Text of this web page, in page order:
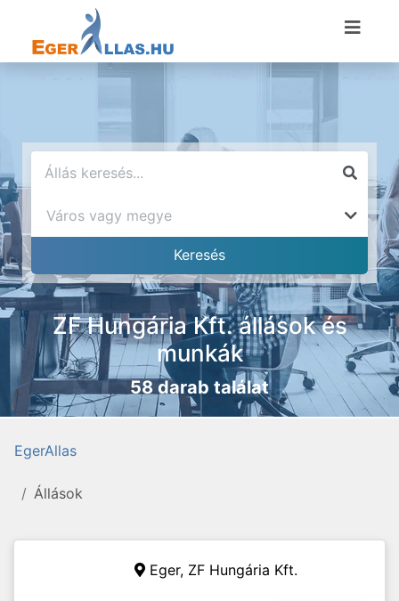
ZF Hungária Kft. állások és
munkák
58 darab találat
EgerAllas
Állások
Eger, ZF Hungária Kft.